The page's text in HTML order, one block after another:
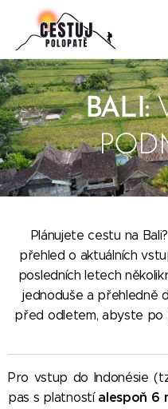
BALI:
Plánujete cestu na
přehled o aktuálních
posledních letech
jednoduše a přehledně
před odletem, abyste po
Pro vstup do Indonésie
pas s platností alespoň 6